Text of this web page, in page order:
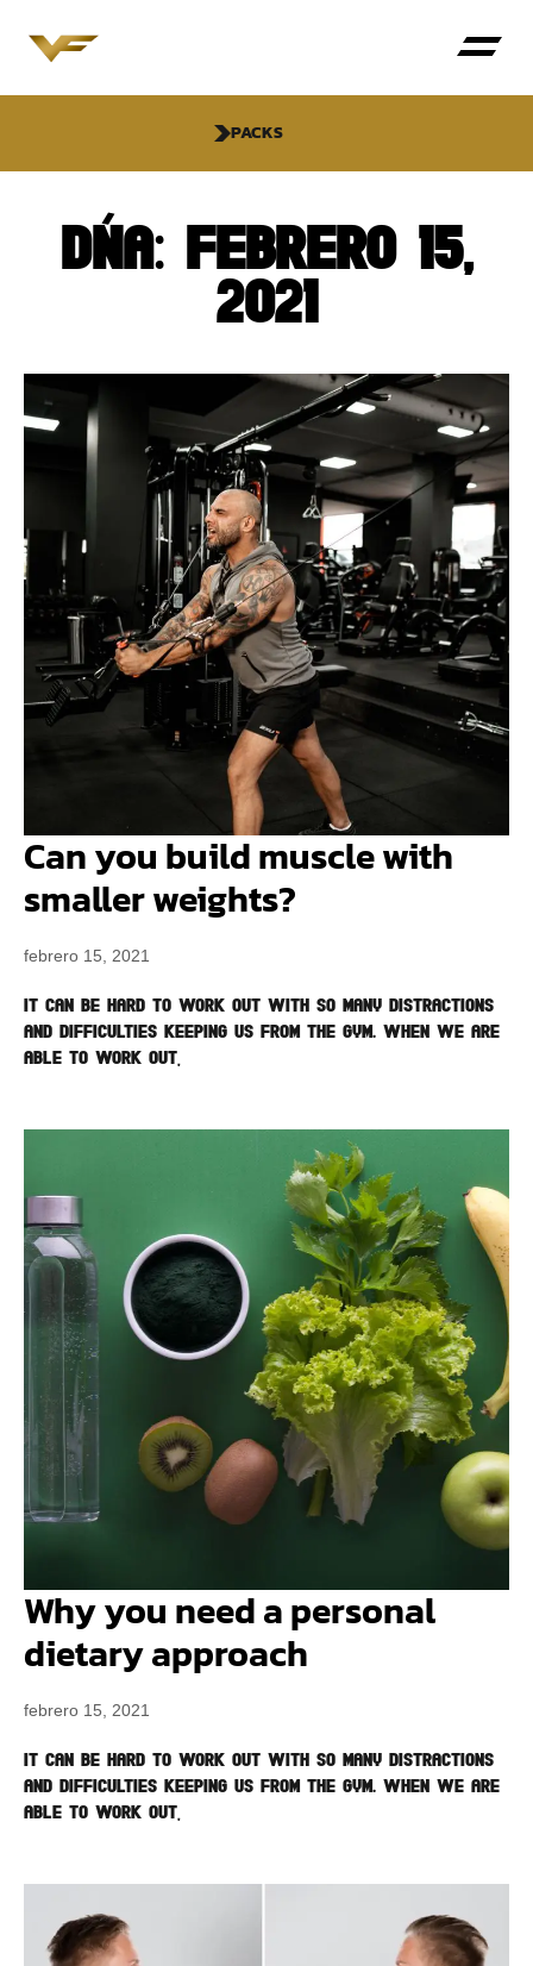
PACKS
DÍA: FEBRERO 15,
2021
Can you build muscle with
smaller weights?
febrero 15, 2021
It can be hard to work out with so many distractions
and difficulties keeping us from the gym. When we are
able to work out,
Why you need a personal
dietary approach
febrero 15, 2021
It can be hard to work out with so many distractions
and difficulties keeping us from the gym. When we are
able to work out,